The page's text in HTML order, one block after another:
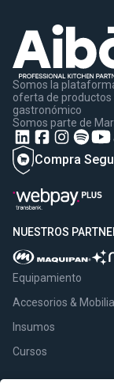
Somos la
oferta de productos
gastronómico
Somos parte de
Compra
NUESTROS
Equipamiento
Accesorios &
Insumos
Cursos